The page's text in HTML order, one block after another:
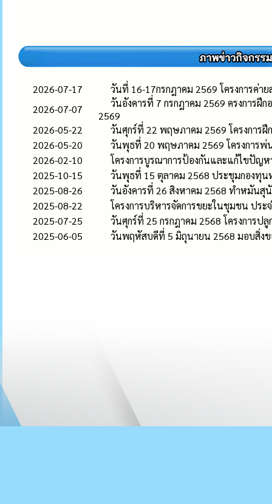
2026-07-17
วันที่ 16-17กรกฎาคม 2569 โครงการค่
2026-07-07
วันอังคารที่ 7 กรกฎาคม 2569 ครงการ
2569
2026-05-22
วันศุกร์ที่ 22 พฤษภาคม 2569 โครงการ
2026-05-20
วันพุธที่ 20 พฤษภาคม 2569 โครงการพ่
2026-02-10
โครงการบูรณาการป้องกันและแก้ไขปัญ
2025-10-15
วันพุธที่ 15 ตุลาคม 2568 ประชุมกองทุ
2025-08-26
วันอังคารที่ 26 สิงหาคม 2568 ทำหมันสุ
2025-08-22
โครงการบริหารจัดการขยะในชุมชน ปร
2025-07-25
วันศุกร์ที่ 25 กรกฎาคม 2568 โครงการ
2025-06-05
วันพฤหัสบดีที่ 5 มิถุนายน 2568 มอบสิ่งข